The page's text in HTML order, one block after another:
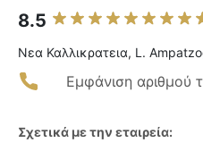
8.5
Νεα Καλλικρατεια, L.
Εμφάνιση αριθμού
Σχετικά με την εταιρεία: